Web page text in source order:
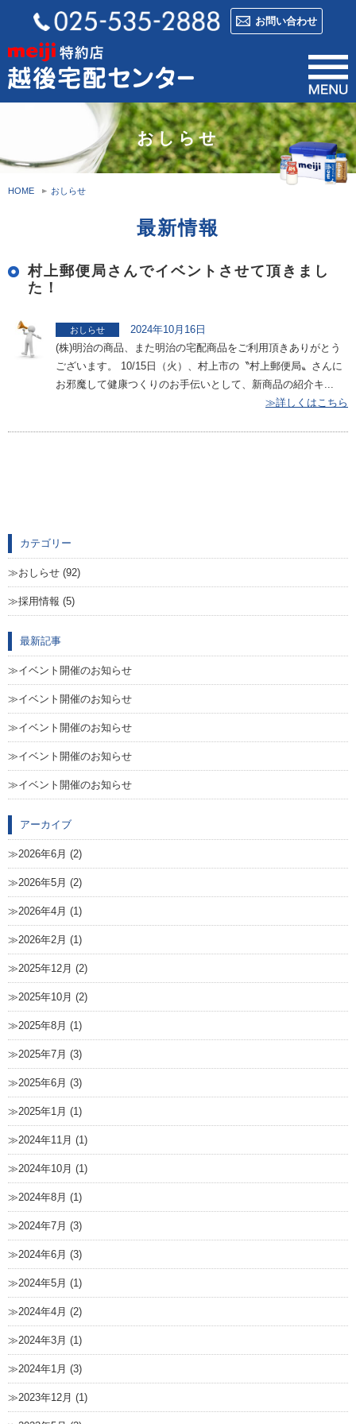
お問い合わせ
おしらせ
HOME おしらせ
最新情報
村上郵便局さんでイベントさせて頂きまし
た！
おしらせ
2024年10月16日
(株)明治の商品、また明治の宅配商品をご利用頂きありがとう
ございます。 10/15日（火）、村上市の〝村上郵便局〟さんに
お邪魔して健康つくりのお手伝いとして、新商品の紹介キ...
≫詳しくはこちら
カテゴリー
おしらせ (92)
採用情報 (5)
最新記事
イベント開催のお知らせ
イベント開催のお知らせ
イベント開催のお知らせ
イベント開催のお知らせ
イベント開催のお知らせ
アーカイブ
2026年6月 (2)
2026年5月 (2)
2026年4月 (1)
2026年2月 (1)
2025年12月 (2)
2025年10月 (2)
2025年8月 (1)
2025年7月 (3)
2025年6月 (3)
2025年1月 (1)
2024年11月 (1)
2024年10月 (1)
2024年8月 (1)
2024年7月 (3)
2024年6月 (3)
2024年5月 (1)
2024年4月 (2)
2024年3月 (1)
2024年1月 (3)
2023年12月 (1)